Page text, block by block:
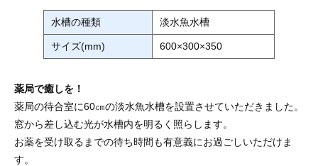
水槽の種類 淡水魚水槽
サイズ(mm) 600×300×350
薬局で癒しを！
薬局の待合室に60㎝の淡水魚水槽を設置させていただきました。
窓から差し込む光が水槽内を明るく照らします。
お薬を受け取るまでの待ち時間も有意義にお過ごしいただけま
す。